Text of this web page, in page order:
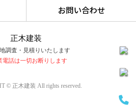
お問い合わせ
正木建装
調査・見積りいたします
話は一切お断りします
© 正木建装 All rights reserved.